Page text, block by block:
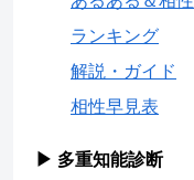
ランキング
解説・ガイド
相性早見表
▶ 多重知能診断